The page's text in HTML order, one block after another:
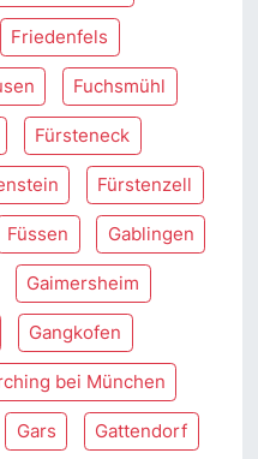
Friedenfels
Fuchsmühl
Fürsteneck
Fürstenzell
Füssen Gablingen
Gaimersheim
Gangkofen
bei München
Gars Gattendorf